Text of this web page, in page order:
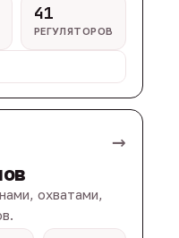
41
РЕГУЛЯТОРОВ
→
охватами,